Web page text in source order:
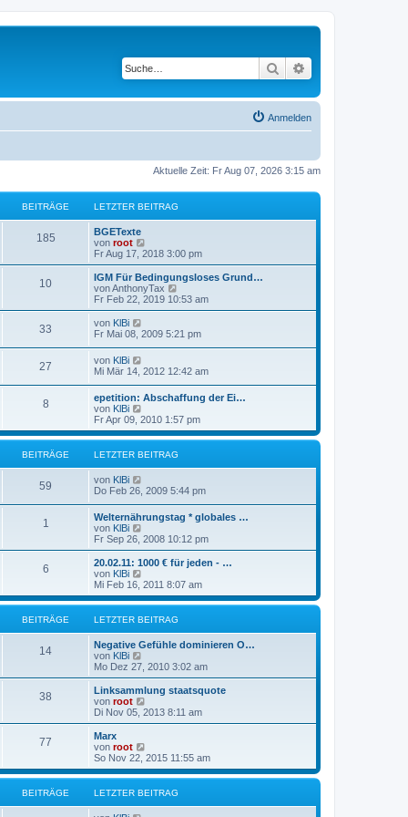
Suche
Anmelden
Aktuelle Zeit: Fr Aug 07, 2026 3:15 am
BEITRÄGE LETZTER BEITRAG
185
BGETexte
von root
e
u
e
s
t
B
e
i
r
a
g
Fr Aug 17, 2018 3:00 pm
10
IGM Für Bedingungsloses Grund…
vonAnthonyTax
e
u
s
e
B
e
i
r
a
g
Fr Feb 22, 2019 10:53 am
33 von KlBi
e
s
t
e
r
e
i
t
r
Fr Mai 08, 2009 5:21 pm
27 von KlBi
e
e
s
t
e
r
e
i
r
Mi Mär 14, 2012 12:42 am
8
epetition: Abschaffung der Ei…
von KlBi
e
u
e
s
B
e
i
r
a
g
Fr Apr 09, 2010 1:57 pm
BEITRÄGE LETZTER BEITRAG
59 von KlBi
e
s
t
e
r
B
i
t
r
a
g
Do Feb 26, 2009 5:44 pm
1
Welternährungstag * globales …
von KlBi
e
u
e
t
r
B
e
i
t
a
g
Fr Sep 26, 2008 10:12 pm
6
20.02.11: 1000 € für jeden - …
von KlBi
e
u
e
s
r
e
i
t
r
a
g
Mi Feb 16, 2011 8:07 am
BEITRÄGE LETZTER BEITRAG
14
Negative Gefühle dominieren O…
von KlBi
e
u
e
s
t
B
e
t
a
g
Mo Dez 27, 2010 3:02 am
38
Linksammlung staatsquote
von root
e
u
t
r
B
e
i
Di Nov 05, 2013 8:11 am
77
Marx
von root
e
u
e
s
So Nov 22, 2015 11:55 am
BEITRÄGE LETZTER BEITRAG